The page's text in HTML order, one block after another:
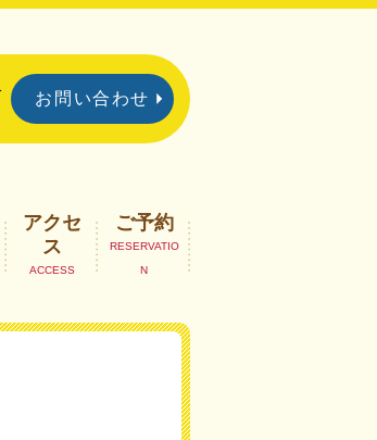
お問い合わせ
アクセ
ス
ご予約